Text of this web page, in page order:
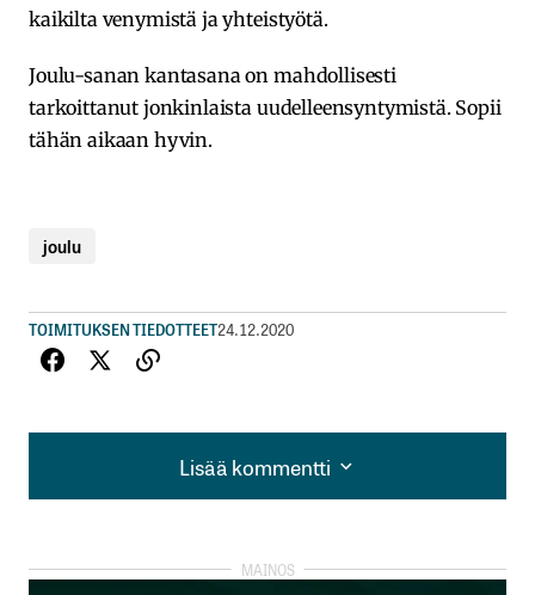
kaikilta venymistä ja yhteistyötä.
Joulu-sanan kantasana on mahdollisesti
tarkoittanut jonkinlaista uudelleensyntymistä. Sopii
tähän aikaan hyvin.
joulu
TOIMITUKSEN TIEDOTTEET24.12.2020
Lisää kommentti
Lisää kommentti